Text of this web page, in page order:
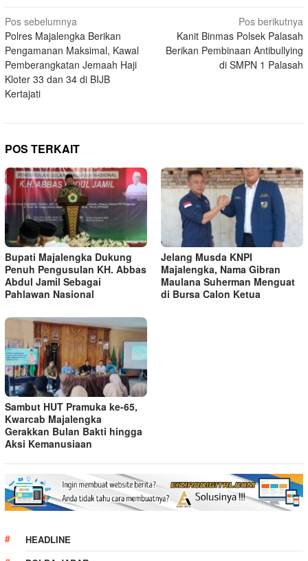
Navigasi
pos
Pos sebelumnya
Polres Majalengka Berikan
Pengamanan Maksimal, Kawal
Pemberangkatan Jemaah Haji
Kloter 33 dan 34 di BIJB
Kertajati
Pos berikutnya
Kanit Binmas Polsek Palasah
Berikan Pembinaan Antibullying
di SMPN 1 Palasah
POS TERKAIT
Bupati Majalengka Dukung
Penuh Pengusulan KH. Abbas
Abdul Jamil Sebagai
Pahlawan Nasional
Jelang Musda KNPI
Majalengka, Nama Gibran
Maulana Suherman Menguat
di Bursa Calon Ketua
Sambut HUT Pramuka ke-65,
Kwarcab Majalengka
Gerakkan Bulan Bakti hingga
Aksi Kemanusiaan
HEADLINE